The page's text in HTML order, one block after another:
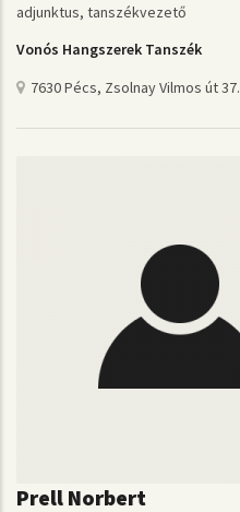
adjunktus, tanszékvezető
Vonós Hangszerek Tanszék
7630 Pécs, Zsolnay Vilmos út 37.
Prell Norbert